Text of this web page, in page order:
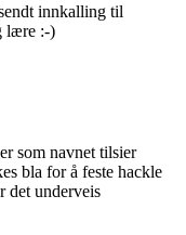
innkalling til
lære :-)
som navnet tilsier
bla for å feste hackle
det underveis